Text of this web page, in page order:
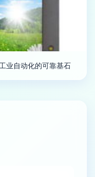
业自动化的可靠基石